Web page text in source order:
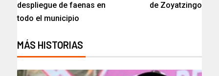
despliegue de faenas en
todo el municipio
de Zoyatzingo
MÁS HISTORIAS